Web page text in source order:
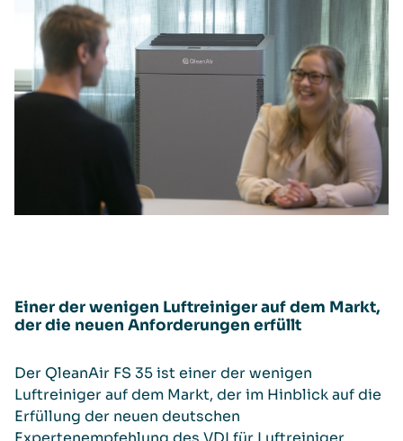
Einer der wenigen Luftreiniger auf dem Markt,
der die neuen Anforderungen erfüllt
Der QleanAir FS 35 ist einer der wenigen
Luftreiniger auf dem Markt, der im Hinblick auf die
Erfüllung der neuen deutschen